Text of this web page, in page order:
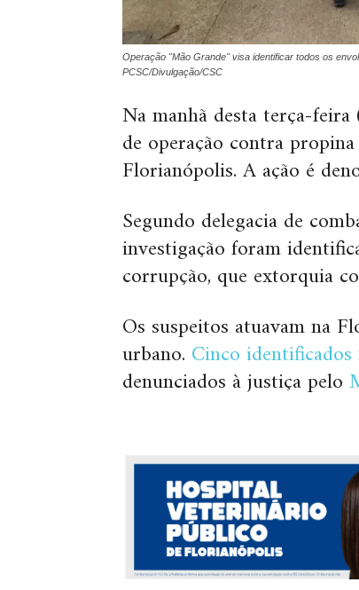
Operação "Mão Grande" visa identificar todos os
PCSC/Divulgação/CSC
Na manhã desta terça-
de operação contra
Florianópolis. A ação é
Segundo delegacia de
investigação foram
corrupção, que extorquia
Os suspeitos atuavam na
urbano. Cinco identificados
denunciados à justiça pelo